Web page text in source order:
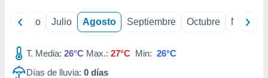
Junio Julio Agosto Septiembre Octubre
T. Media: 26°C Max.: 27°C Min: 26°C
Días de lluvia: 0 días